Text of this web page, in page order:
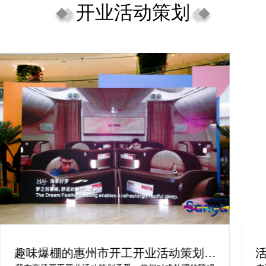
开业活动策划
趣味爆棚的惠州市开工开业活动策划方